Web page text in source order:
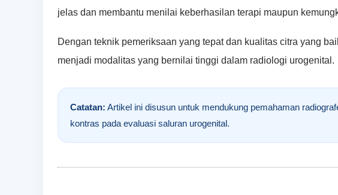
jelas dan membantu menilai keberhasilan terapi maupun
Dengan teknik pemeriksaan yang tepat dan kualitas citra yang
menjadi modalitas yang bernilai tinggi dalam radiologi urogenital.
Catatan: Artikel ini disusun untuk mendukung pemahaman
kontras pada evaluasi saluran urogenital.